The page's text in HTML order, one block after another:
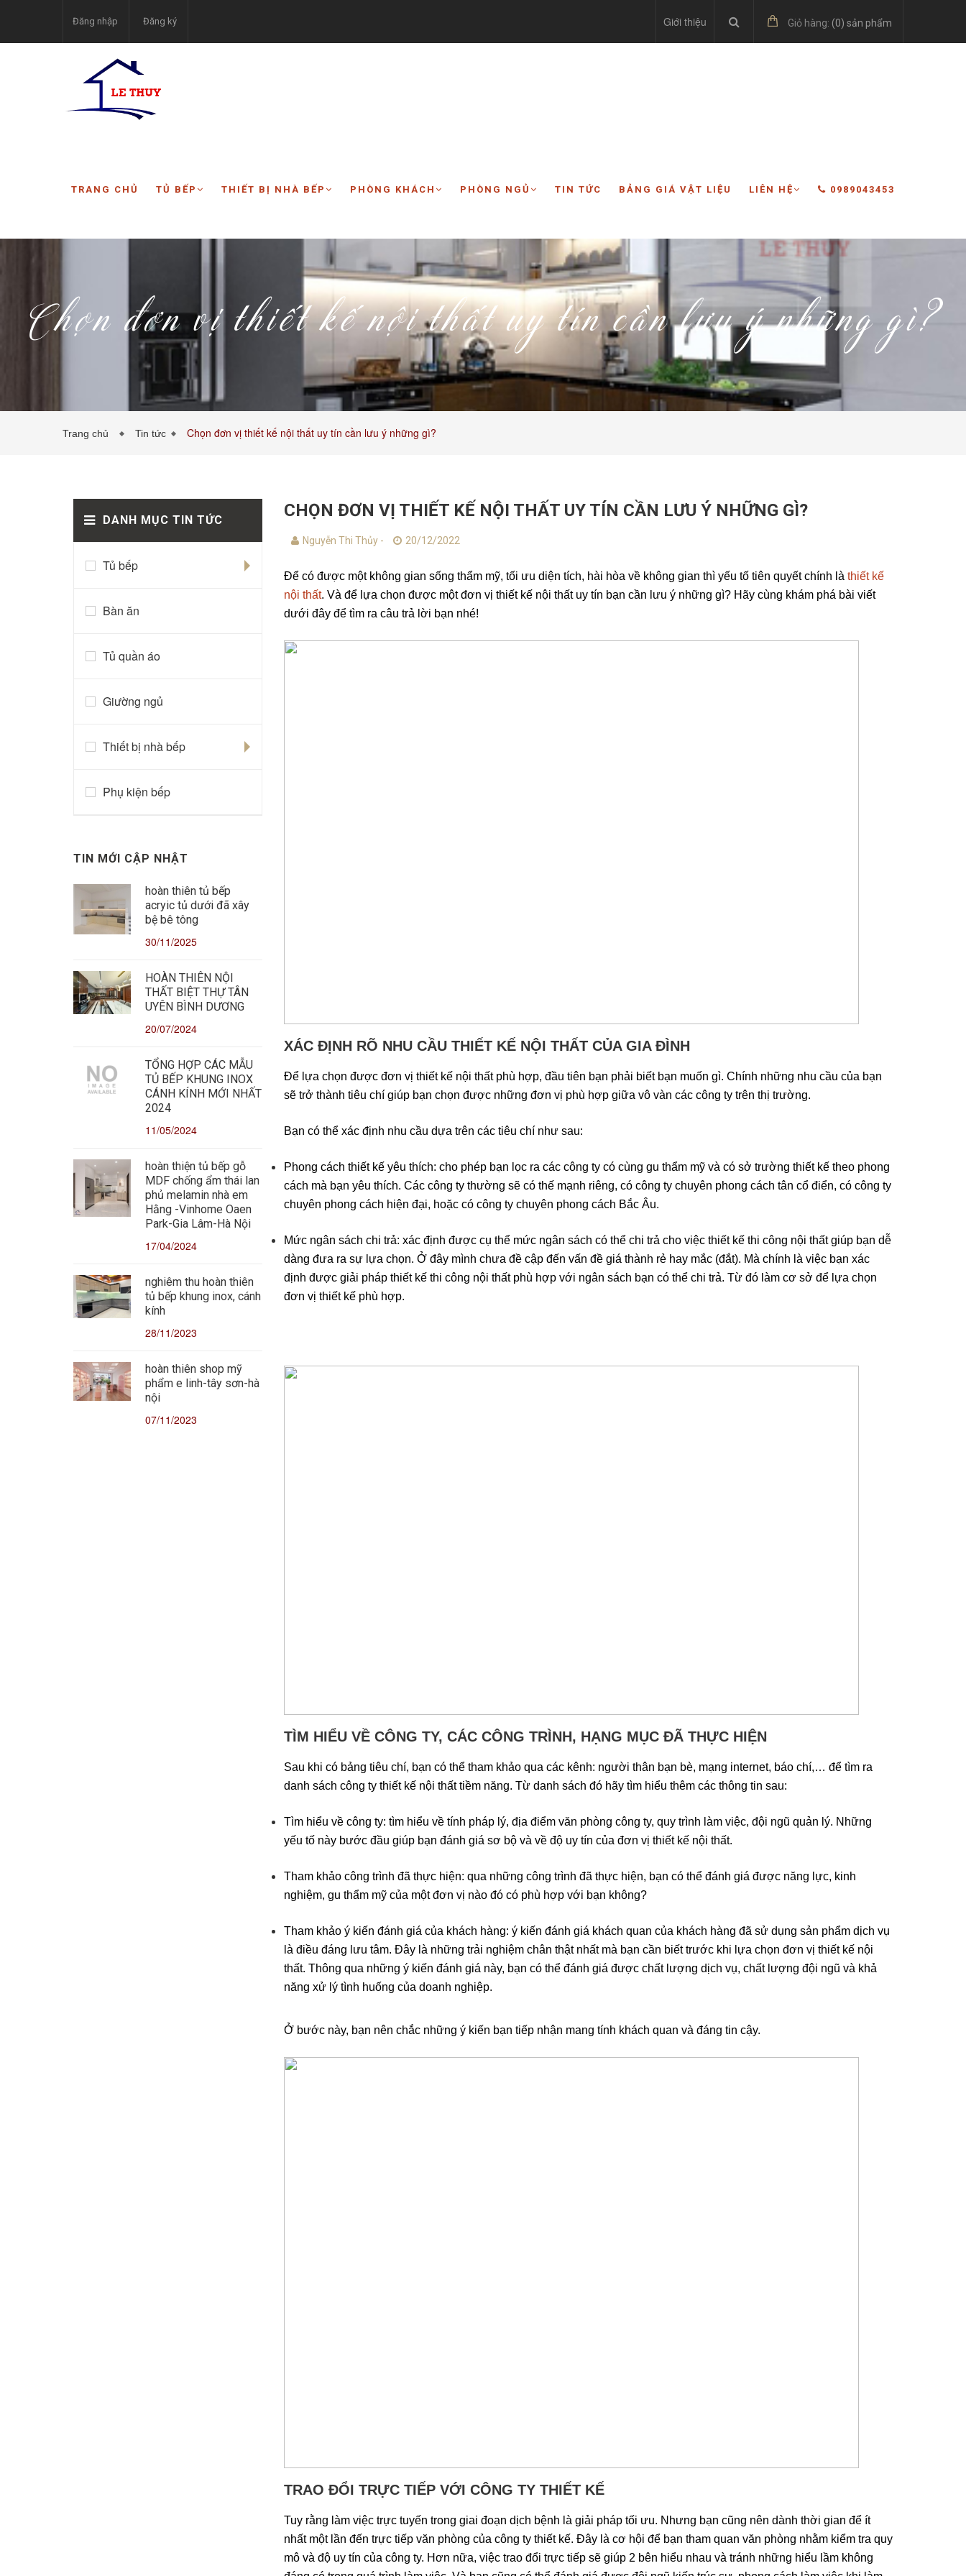
Đăng nhập Đăng ký Giới thiệu Giỏ hàng: (0) sản phẩm
TRANG CHỦ TỦ BẾP THIẾT BỊ NHÀ BẾP PHÒNG KHÁCH PHÒNG NGỦ TIN TỨC BẢNG GIÁ VẬT LIỆU LIÊN HỆ 0989043453
Chọn đơn vị thiết kế nội thất uy tín cần lưu ý những gì?
Trang chủ Tin tức Chọn đơn vị thiết kế nội thất uy tín cần lưu ý những gì?
DANH MỤC TIN TỨC
Tủ bếp
Bàn ăn
Tủ quần áo
Giường ngủ
Thiết bị nhà bếp
Phụ kiện bếp
TIN MỚI CẬP NHẬT
hoàn thiên tủ bếp
acryic tủ dưới đã xây
bệ bê tông
30/11/2025
HOÀN THIÊN NỘI
THẤT BIỆT THỰ TÂN
UYÊN BÌNH DƯƠNG
20/07/2024
TỔNG HỢP CÁC MẪU
TỦ BẾP KHUNG INOX
CÁNH KÍNH MỚI NHẤT
2024
11/05/2024
hoàn thiện tủ bếp gỗ
MDF chống ẩm thái lan
phủ melamin nhà em
Hằng -Vinhome Oaen
Park-Gia Lâm-Hà Nội
17/04/2024
nghiêm thu hoàn thiên
tủ bếp khung inox, cánh
kính
28/11/2023
hoàn thiên shop mỹ
phẩm e linh-tây sơn-hà
nội
07/11/2023
CHỌN ĐƠN VỊ THIẾT KẾ NỘI THẤT UY TÍN CẦN LƯU Ý NHỮNG GÌ?
Nguyễn Thi Thủy - 20/12/2022
Để có được một không gian sống thẩm mỹ, tối ưu diện tích, hài hòa về không gian thì yếu tố tiên quyết chính là thiết kế
nội thất. Và để lựa chọn được một đơn vị thiết kế nội thất uy tín bạn cần lưu ý những gì? Hãy cùng khám phá bài viết
dưới đây để tìm ra câu trả lời bạn nhé!
XÁC ĐỊNH RÕ NHU CẦU THIẾT KẾ NỘI THẤT CỦA GIA ĐÌNH
Để lựa chọn được đơn vị thiết kế nội thất phù hợp, đầu tiên bạn phải biết bạn muốn gì. Chính những nhu cầu của bạn
sẽ trở thành tiêu chí giúp bạn chọn được những đơn vị phù hợp giữa vô vàn các công ty trên thị trường.
Bạn có thể xác định nhu cầu dựa trên các tiêu chí như sau:
Phong cách thiết kế yêu thích: cho phép bạn lọc ra các công ty có cùng gu thẩm mỹ và có sở trường thiết kế theo phong
cách mà bạn yêu thích. Các công ty thường sẽ có thế mạnh riêng, có công ty chuyên phong cách tân cổ điển, có công ty
chuyên phong cách hiện đại, hoặc có công ty chuyên phong cách Bắc Âu.
Mức ngân sách chi trả: xác định được cụ thể mức ngân sách có thể chi trả cho việc thiết kế thi công nội thất giúp bạn dễ
dàng đưa ra sự lựa chọn. Ở đây mình chưa đề cập đến vấn đề giá thành rẻ hay mắc (đắt). Mà chính là việc bạn xác
định được giải pháp thiết kế thi công nội thất phù hợp với ngân sách bạn có thể chi trả. Từ đó làm cơ sở để lựa chọn
đơn vị thiết kế phù hợp.
TÌM HIỂU VỀ CÔNG TY, CÁC CÔNG TRÌNH, HẠNG MỤC ĐÃ THỰC HIỆN
Sau khi có bảng tiêu chí, bạn có thể tham khảo qua các kênh: người thân bạn bè, mạng internet, báo chí,… để tìm ra
danh sách công ty thiết kế nội thất tiềm năng. Từ danh sách đó hãy tìm hiểu thêm các thông tin sau:
Tìm hiểu về công ty: tìm hiểu về tính pháp lý, địa điểm văn phòng công ty, quy trình làm việc, đội ngũ quản lý. Những
yếu tố này bước đầu giúp bạn đánh giá sơ bộ và về độ uy tín của đơn vị thiết kế nội thất.
Tham khảo công trình đã thực hiện: qua những công trình đã thực hiện, bạn có thể đánh giá được năng lực, kinh
nghiệm, gu thẩm mỹ của một đơn vị nào đó có phù hợp với bạn không?
Tham khảo ý kiến đánh giá của khách hàng: ý kiến đánh giá khách quan của khách hàng đã sử dụng sản phẩm dịch vụ
là điều đáng lưu tâm. Đây là những trải nghiệm chân thật nhất mà bạn cần biết trước khi lựa chọn đơn vị thiết kế nội
thất. Thông qua những ý kiến đánh giá này, bạn có thể đánh giá được chất lượng dịch vụ, chất lượng đội ngũ và khả
năng xử lý tình huống của doanh nghiệp.
Ở bước này, bạn nên chắc những ý kiến bạn tiếp nhận mang tính khách quan và đáng tin cậy.
TRAO ĐỔI TRỰC TIẾP VỚI CÔNG TY THIẾT KẾ
Tuy rằng làm việc trực tuyến trong giai đoạn dịch bệnh là giải pháp tối ưu. Nhưng bạn cũng nên dành thời gian để ít
nhất một lần đến trực tiếp văn phòng của công ty thiết kế. Đây là cơ hội để bạn tham quan văn phòng nhằm kiểm tra quy
mô và độ uy tín của công ty. Hơn nữa, việc trao đổi trực tiếp sẽ giúp 2 bên hiểu nhau và tránh những hiểu lầm không